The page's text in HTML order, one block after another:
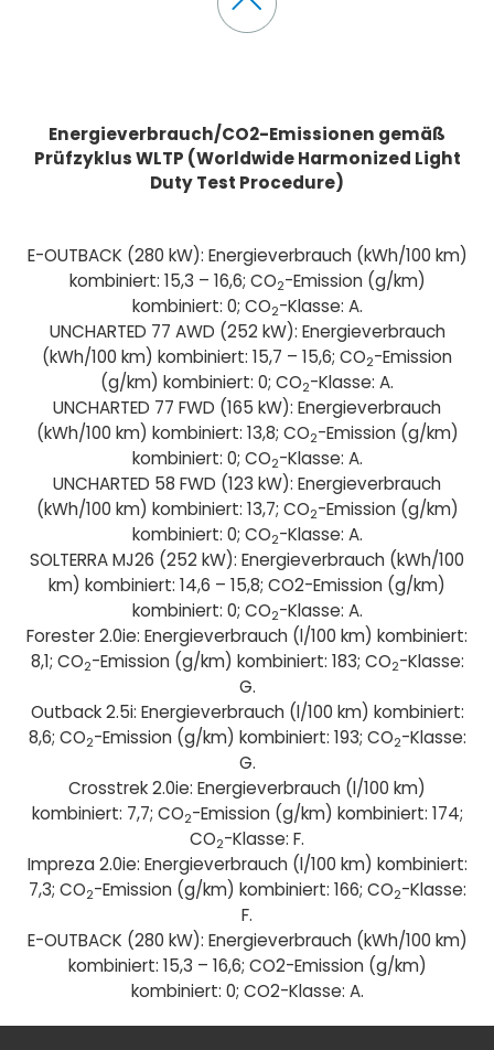
Energieverbrauch/CO2-Emissionen gemäß
Prüfzyklus WLTP (Worldwide Harmonized Light
Duty Test Procedure)
E-OUTBACK (280 kW): Energieverbrauch (kWh/100 km)
kombiniert: 15,3 – 16,6; CO2-Emission (g/km)
kombiniert: 0; CO2-Klasse: A.
UNCHARTED 77 AWD (252 kW): Energieverbrauch
(kWh/100 km) kombiniert: 15,7 – 15,6; CO2-Emission
(g/km) kombiniert: 0; CO2-Klasse: A.
UNCHARTED 77 FWD (165 kW): Energieverbrauch
(kWh/100 km) kombiniert: 13,8; CO2-Emission (g/km)
kombiniert: 0; CO2-Klasse: A.
UNCHARTED 58 FWD (123 kW): Energieverbrauch
(kWh/100 km) kombiniert: 13,7; CO2-Emission (g/km)
kombiniert: 0; CO2-Klasse: A.
SOLTERRA MJ26 (252 kW): Energieverbrauch (kWh/100
km) kombiniert: 14,6 – 15,8; CO2-Emission (g/km)
kombiniert: 0; CO2-Klasse: A.
Forester 2.0ie: Energieverbrauch (l/100 km) kombiniert:
8,1; CO2-Emission (g/km) kombiniert: 183; CO2-Klasse:
G.
Outback 2.5i: Energieverbrauch (l/100 km) kombiniert:
8,6; CO2-Emission (g/km) kombiniert: 193; CO2-Klasse:
G.
Crosstrek 2.0ie: Energieverbrauch (l/100 km)
kombiniert: 7,7; CO2-Emission (g/km) kombiniert: 174;
CO2-Klasse: F.
Impreza 2.0ie: Energieverbrauch (l/100 km) kombiniert:
7,3; CO2-Emission (g/km) kombiniert: 166; CO2-Klasse:
F.
E-OUTBACK (280 kW): Energieverbrauch (kWh/100 km)
kombiniert: 15,3 – 16,6; CO2-Emission (g/km)
kombiniert: 0; CO2-Klasse: A.